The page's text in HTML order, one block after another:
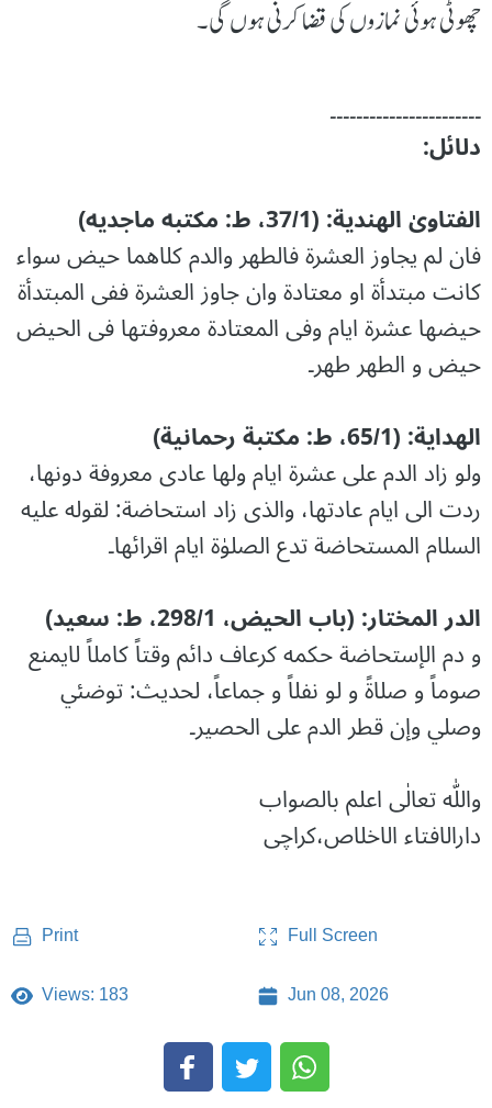
چھوٹی ہوئی نمازوں کی قضا کرنی ہوں گی۔
۔۔۔۔۔۔۔۔۔۔۔۔۔۔۔۔۔۔۔۔۔۔۔
دلائل:
الفتاویٰ الھندية: (37/1، ط: مکتبه ماجدیه)
فان لم یجاوز العشرۃ فالطھر والدم کلاھما حیض سواء
کانت مبتدأۃ او معتادۃ وان جاوز العشرۃ ففی المبتدأۃ
حیضھا عشرۃ ایام وفی المعتادۃ معروفتھا فی الحیض
حیض و الطھر طھر۔
الھدایة: (65/1، ط: مکتبة رحمانیة)
ولو زاد الدم علی عشرۃ ایام ولھا عادی معروفة دونھا،
ردت الی ایام عادتھا، والذی زاد استحاضة: لقوله علیه
السلام المستحاضة تدع الصلوٰۃ ایام اقرائھا۔
الدر المختار: (باب الحیض، 298/1، ط: سعید)
و دم الإستحاضة حکمه کرعاف دائم وقتاً کاملاً لایمنع
صوماً و صلاةً و لو نفلاً و جماعاً، لحدیث: توضئي
وصلي وإن قطر الدم علی الحصیر۔
واللّٰه تعالٰی اعلم بالصواب
دارالافتاء الاخلاص،کراچی
Print Full Screen
Views: 183 Jun 08, 2026